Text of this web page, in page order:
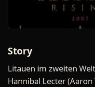
Story
Litauen im zweiten
Hannibal Lecter